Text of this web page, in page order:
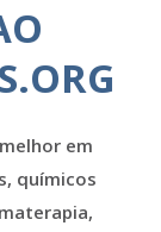
em
químicos